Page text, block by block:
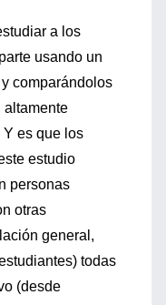
a los
usando un
comparándolos
altamente
Y es que los
estudio
personas
otras
general,
todas
(desde